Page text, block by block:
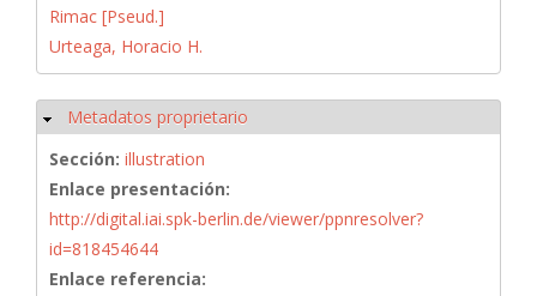
Rimac [Pseud.]
Urteaga, Horacio H.
Ocultar
Metadatos proprietario
Sección: illustration
Enlace presentación:
http://digital.iai.spk-berlin.de/viewer/ppnresolver?
id=818454644
Enlace referencia: